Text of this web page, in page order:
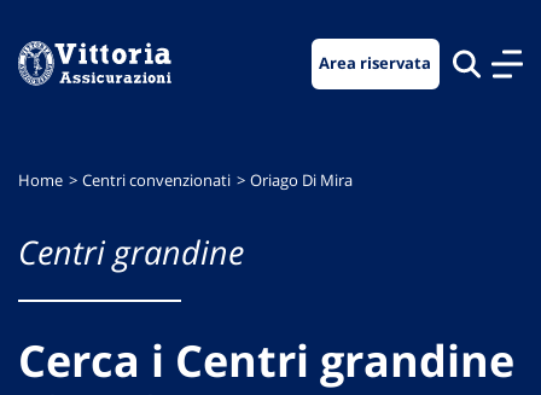
menu
contenuto
footer
Area riservata
Home Centri convenzionati Oriago Di Mira
Centri grandine
Cerca i Centri grandine